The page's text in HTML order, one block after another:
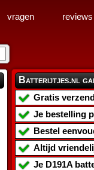
Batterijtjes.nl
Gratis
Je bestelling
Bestel
Altijd
Je D191A
vragen reviews